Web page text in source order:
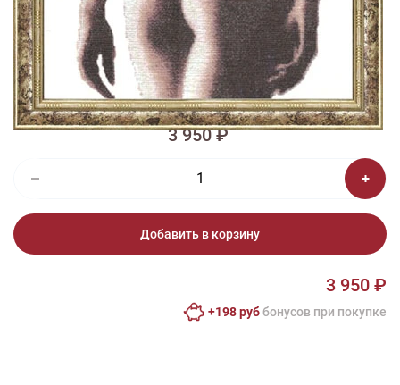
Вышивка ГТ-025 Чувство
3 950 ₽
Добавить в корзину
3 950 ₽
+198 руббонусов при покупке